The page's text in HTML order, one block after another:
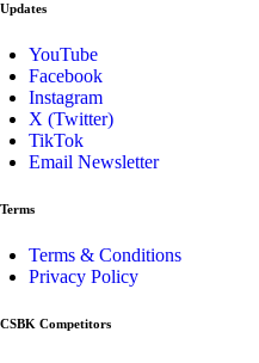
Updates
YouTube
Facebook
Instagram
X (Twitter)
TikTok
Email Newsletter
Terms
Terms & Conditions
Privacy Policy
CSBK Competitors